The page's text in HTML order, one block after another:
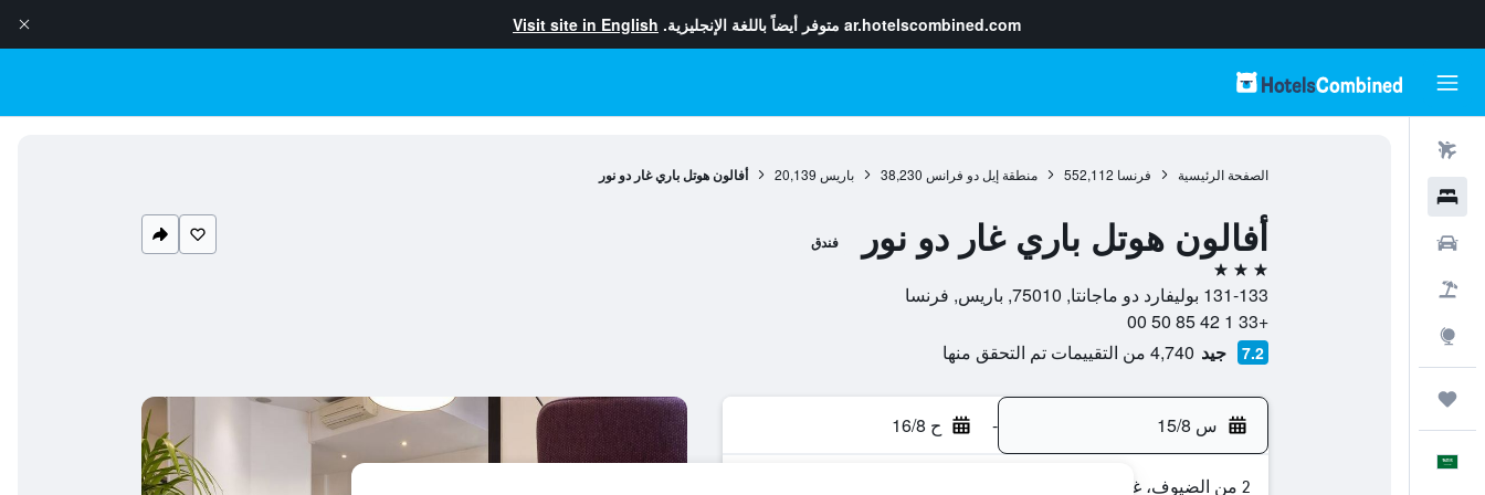
ar.hotelscombined.com متوفر أيضاً باللغة الإنجليزية. Visit site in English
الصفحة الرئيسية فرنسا 552,112 منطقة إيل دو فرانس 38,230 باريس 20,139 أفالون هوتل باري غار دو نور
أفالون هوتل باري غار دو نور فندق
3 نجوم
131-133 بوليفارد دو ماجانتا, 75010, باريس, فرنسا
+33 1 42 85 50 00
7.2 جيد 4,740 من التقييمات تم التحقق منها
س 15/8 - ح 16/8
2 من الضيوف، غرفة واحدة